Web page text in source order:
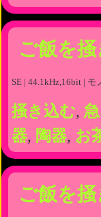
ご飯を
SE | 44.1kHz,16bit | モ
掻き込む,
器, 陶器, お
ご飯を